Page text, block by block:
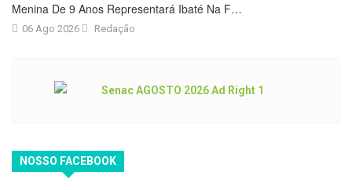
Menina De 9 Anos Representará Ibaté Na F…
06 Ago 2026 Redação
NOSSO FACEBOOK